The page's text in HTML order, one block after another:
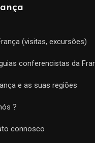
(visitas, excursões)
conferencistas da
e as suas regiões
?
connosco